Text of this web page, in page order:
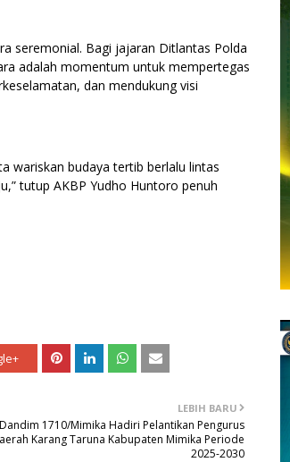
seremonial. Bagi jajaran Ditlantas Polda
adalah momentum untuk mempertegas
dan mendukung visi
wariskan budaya tertib berlalu lintas
tutup AKBP Yudho Huntoro penuh
LEBIH BARU
Dandim 1710/Mimika Hadiri Pelantikan Pengurus
Karang Taruna Kabupaten Mimika Periode
2025-2030